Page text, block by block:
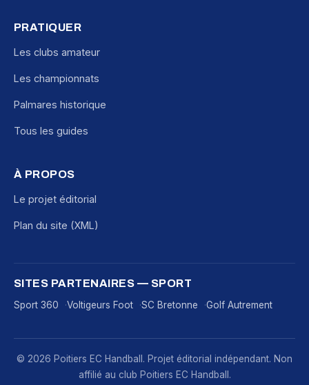
PRATIQUER
Les clubs amateur
Les championnats
Palmares historique
Tous les guides
À PROPOS
Le projet éditorial
Plan du site (XML)
SITES PARTENAIRES — SPORT
Sport 360 Voltigeurs Foot SC Bretonne Golf Autrement
© 2026 Poitiers EC Handball. Projet éditorial indépendant. Non
affilié au club Poitiers EC Handball.